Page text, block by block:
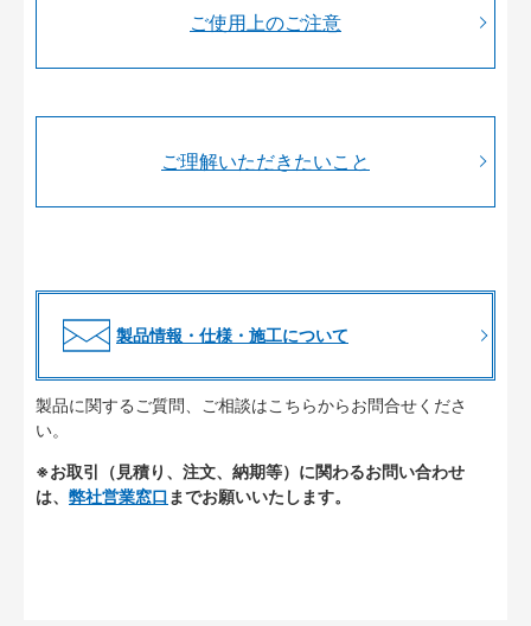
ご使用上のご注意
ご理解いただきたいこと
製品情報・仕様・施工について
製品に関するご質問、ご相談はこちらからお問合せくださ
い。
※お取引（見積り、注文、納期等）に関わるお問い合わせ
は、 弊社営業窓口 までお願いいたします。